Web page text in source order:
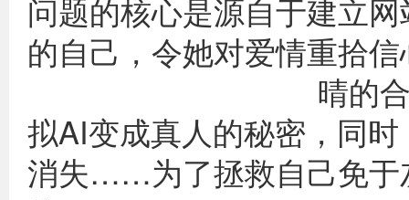
问题的核心是源自于建立
的自己，令她
晴的合伙人兼男
拟AI变成真人的秘密，同
消失……为了拯救自己免于